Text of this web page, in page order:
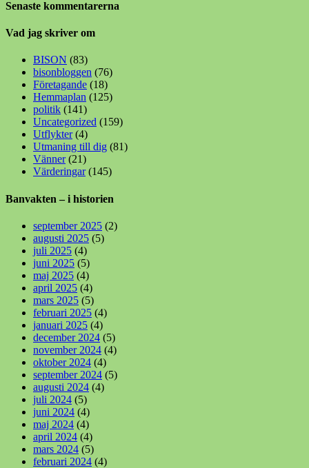
Senaste kommentarerna
Vad jag skriver om
BISON (83)
bisonbloggen (76)
Företagande (18)
Hemmaplan (125)
politik (141)
Uncategorized (159)
Utflykter(4)
Utmaning till dig (81)
Vänner(21)
Värderingar(145)
Banvakten – i historien
september 2025 (2)
augusti 2025 (5)
juli 2025 (4)
juni 2025 (5)
maj 2025 (4)
april 2025 (4)
mars 2025 (5)
februari 2025 (4)
januari 2025 (4)
december 2024 (5)
november 2024 (4)
oktober 2024 (4)
september 2024 (5)
augusti 2024 (4)
juli 2024 (5)
juni 2024 (4)
maj 2024 (4)
april 2024 (4)
mars 2024 (5)
februari 2024 (4)